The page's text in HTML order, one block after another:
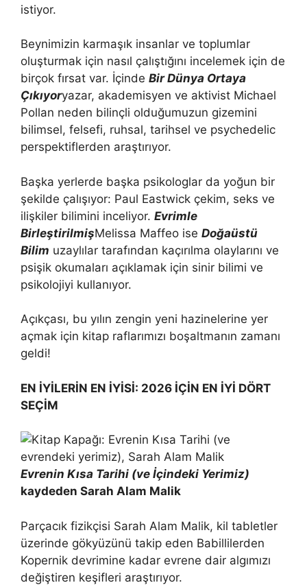
istiyor.
Beynimizin karmaşık insanlar ve toplumlar
oluşturmak için nasıl çalıştığını incelemek için de
birçok fırsat var. İçinde Bir Dünya Ortaya
Çıkıyoryazar, akademisyen ve aktivist Michael
Pollan neden bilinçli olduğumuzun gizemini
bilimsel, felsefi, ruhsal, tarihsel ve psychedelic
perspektiflerden araştırıyor.
Başka yerlerde başka psikologlar da yoğun bir
şekilde çalışıyor: Paul Eastwick çekim, seks ve
ilişkiler bilimini inceliyor. Evrimle
BirleştirilmişMelissa Maffeo ise Doğaüstü
Bilim uzaylılar tarafından kaçırılma olaylarını ve
psişik okumaları açıklamak için sinir bilimi ve
psikolojiyi kullanıyor.
Açıkçası, bu yılın zengin yeni hazinelerine yer
açmak için kitap raflarımızı boşaltmanın zamanı
geldi!
EN İYİLERİN EN İYİSİ: 2026 İÇİN EN İYİ DÖRT
SEÇİM
Evrenin Kısa Tarihi (ve İçindeki Yerimiz)
kaydeden Sarah Alam Malik
Parçacık fizikçisi Sarah Alam Malik, kil tabletler
üzerinde gökyüzünü takip eden Babillilerden
Kopernik devrimine kadar evrene dair algımızı
değiştiren keşifleri araştırıyor.